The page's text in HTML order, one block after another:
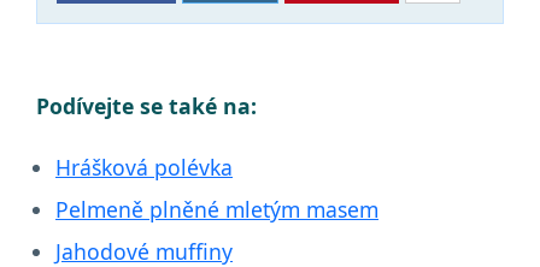
Podívejte se také na:
Hrášková polévka
Pelmeně plněné mletým masem
Jahodové muffiny